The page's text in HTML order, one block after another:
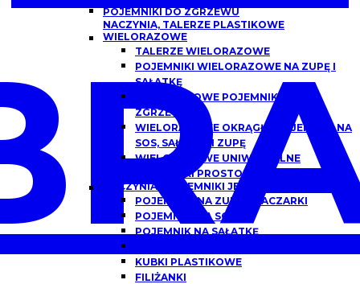
POJEMNIKI DO ZGRZEWU
NACZYNIA, TALERZE PLASTIKOWE
WIELORAZOWE
TALERZE WIELORAZOWE
POJEMNIKI WIELORAZOWE NA ZUPĘ I
SAŁATKĘ
WIELORAZOWE POJEMNIKI DO
ZGRZEWU
WIELORAZOWE OKRĄGŁE POJEMNIKI NA
SOS, SAŁATKĘ I ZUPĘ
WIELORAZOWE UNIWERSALNE
POJEMNIKI PROSTOKĄTNE
NACZYNIA I POJEMNIKI JEDNORAZOWE
POJEMNIKI NA ZUPĘ, FLACZARKI
POJEMNIKI NA SOS
POJEMNIK NA SAŁATKĘ
KUBKI PLASTIKOWE
FILIŻANKI